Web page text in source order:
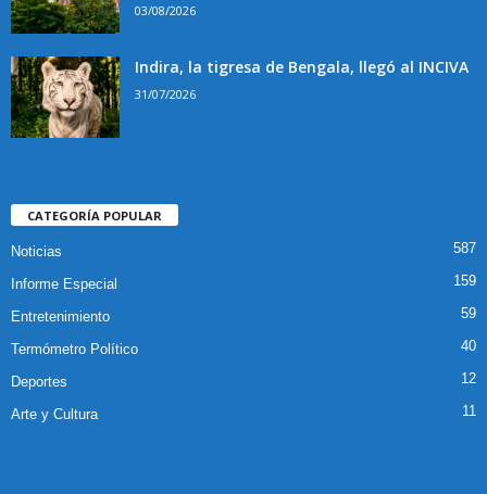
03/08/2026
Indira, la tigresa de Bengala, llegó al INCIVA
31/07/2026
CATEGORÍA POPULAR
Noticias 587
Informe Especial 159
Entretenimiento 59
Termómetro Político 40
Deportes 12
Arte y Cultura 11